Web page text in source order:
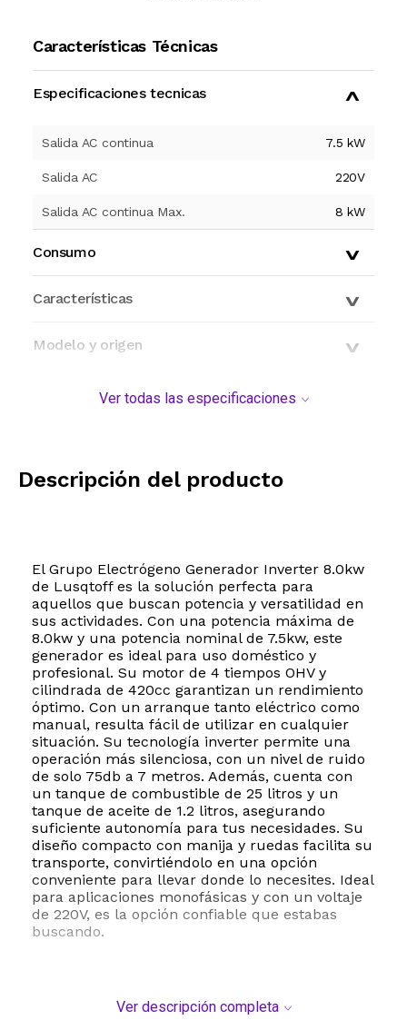
Características Técnicas
Especificaciones tecnicas
Salida AC continua 7.5 kW
Salida AC 220V
Salida AC continua Max. 8 kW
Consumo
Características
Modelo y origen
Ver todas las especificaciones
Descripción del producto
El Grupo Electrógeno Generador Inverter 8.0kw
de Lusqtoff es la solución perfecta para
aquellos que buscan potencia y versatilidad en
sus actividades. Con una potencia máxima de
8.0kw y una potencia nominal de 7.5kw, este
generador es ideal para uso doméstico y
profesional. Su motor de 4 tiempos OHV y
cilindrada de 420cc garantizan un rendimiento
óptimo. Con un arranque tanto eléctrico como
manual, resulta fácil de utilizar en cualquier
situación. Su tecnología inverter permite una
operación más silenciosa, con un nivel de ruido
de solo 75db a 7 metros. Además, cuenta con
un tanque de combustible de 25 litros y un
tanque de aceite de 1.2 litros, asegurando
suficiente autonomía para tus necesidades. Su
diseño compacto con manija y ruedas facilita su
transporte, convirtiéndolo en una opción
conveniente para llevar donde lo necesites. Ideal
para aplicaciones monofásicas y con un voltaje
de 220V, es la opción confiable que estabas
buscando.
Ver descripción completa